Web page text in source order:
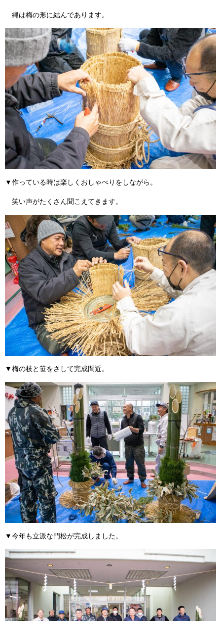
縄は梅の形に結んであります。
▼作っている時は楽しくおしゃべりをしながら。
笑い声がたくさん聞こえてきます。
▼梅の枝と笹をさして完成間近。
▼今年も立派な門松が完成しました。